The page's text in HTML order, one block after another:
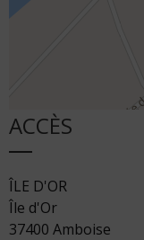
ACCÈS
ÎLE D'OR
Île d'Or
37400 Amboise